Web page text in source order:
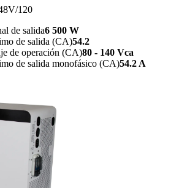
120
de salida6 500 W
de salida (CA)54.2
de operación (CA)80 - 140 Vca
de salida monofásico (CA)54.2 A